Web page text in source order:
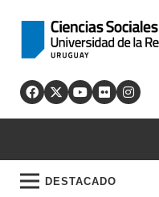
DESTACADO